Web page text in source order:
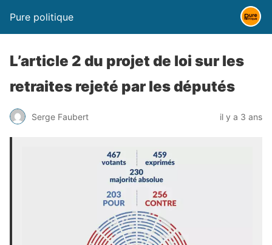
Pure politique
L’article 2 du projet de loi sur les
retraites rejeté par les députés
Serge Faubert il y a 3 ans